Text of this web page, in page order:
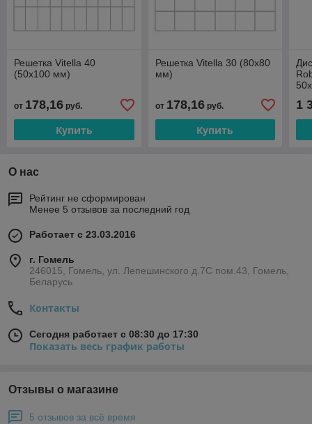
Решетка Vitella 40
(50х100 мм)
от 178,16 руб.
Купить
Решетка Vitella 30 (80х80
мм)
от 178,16руб.
Купить
1
О нас
Рейтинг не сформирован
Менее 5 отзывов за последний год
Работает с 23.03.2016
г. Гомель
246015, Гомель, ул. Лепешинского д.7С пом.43, Гомель,
Беларусь
Контакты
Сегодня работает с 08:30 до 17:30
Показать весь график работы
Отзывы о магазине
5 отзывов за всё время